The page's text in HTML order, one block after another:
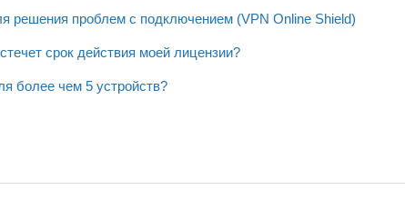
решения проблем с подключением (VPN Online Shield)
срок действия моей лицензии?
более чем 5 устройств?